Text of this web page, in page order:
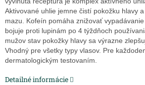
Aktivované uhlie jemne čistí pokožku hlavy
mazu. Kofeín pomáha znižovať
bojuje proti lupinám po 4 týždňoch
mužov stav pokožky hlavy sa výrazne
Vhodný pre všetky typy vlasov. Pre
dermatologickým testovaním.
Detailné informácie